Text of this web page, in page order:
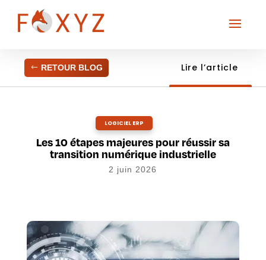
RETOUR BLOG Lire l’article
LOGICIEL ERP
Les 10 étapes majeures pour réussir sa
transition numérique industrielle
2 juin 2026